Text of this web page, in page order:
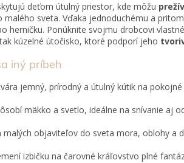
deťom útulný priestor, kde môžu
malého sveta. Vďaka jednoduchému a
herničku. Ponúknite svojmu drobcovi
kúzelné útočisko, ktoré podporí jeho
iný príbeh
jemný, prírodný a útulný kútik na pokojné
mäkko a svetlo, ideálne na snívanie aj
malých objaviteľov do sveta mora, oblohy a
izbičku na čarovné kráľovstvo plné